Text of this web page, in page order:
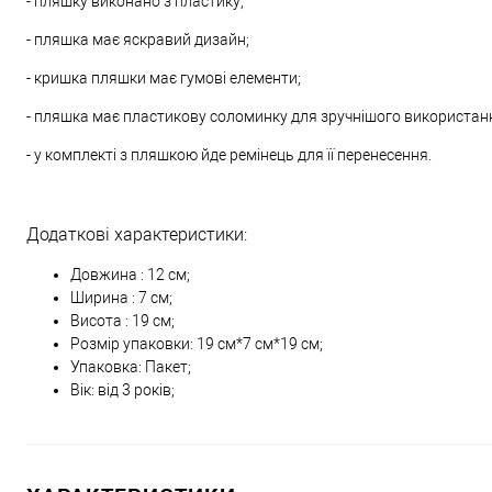
- пляшка має яскравий дизайн;
- кришка пляшки має гумові елементи;
- пляшка має пластикову соломинку для зручнішого
- у комплекті з пляшкою йде ремінець для її перенесення.
Додаткові характеристики:
Довжина : 12 см;
Ширина : 7 см;
Висота : 19 см;
Розмір упаковки: 19 см*7 см*19 см;
Упаковка: Пакет;
Вік: від 3 років;